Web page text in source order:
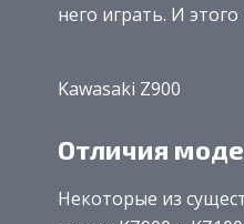
него играть. И
Kawasaki Z900
Отличия
Некоторые из